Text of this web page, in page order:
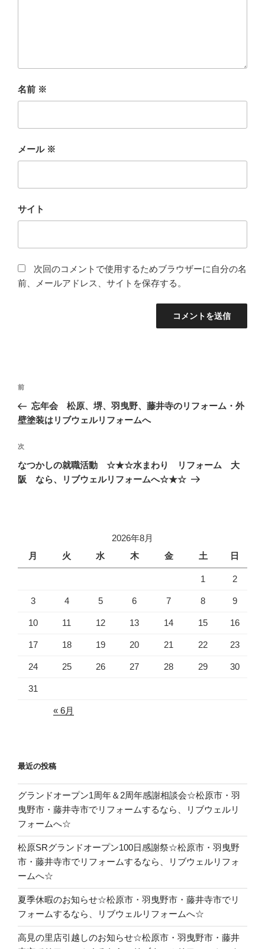
名前 ※
メール ※
サイト
次回のコメントで使用するためブラウザーに自分の名
前、メールアドレス、サイトを保存する。
投
ナ
ゲ
ー
シ
前
の
投
前
忘年会 松原、堺、羽曳野、藤井寺のリフォーム・外
壁塗装はリブウェルリフォームへ
次
の
投
次
なつかしの就職活動 ☆★☆水まわり リフォーム 大
阪 なら、リブウェルリフォームへ☆★☆
2026年8月
月
火 水 木 金 土 日
1 2
3 4 5 6 7 8 9
10 11 12 13 14 15 16
17 18 19 20 21 22 23
24 25 26 27 28 29 30
31
« 6月
最近の投稿
グランドオープン1周年＆2周年感謝相談会☆松原市・羽
曳野市・藤井寺市でリフォームするなら、リブウェルリ
フォームへ☆
松原SRグランドオープン100日感謝祭☆松原市・羽曳野
市・藤井寺市でリフォームするなら、リブウェルリフォ
ームへ☆
夏季休暇のお知らせ☆松原市・羽曳野市・藤井寺市でリ
フォームするなら、リブウェルリフォームへ☆
高見の里店引越しのお知らせ☆松原市・羽曳野市・藤井